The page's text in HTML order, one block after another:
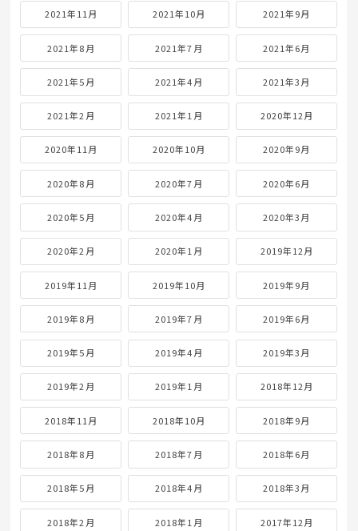
2021年11月 2021年10月 2021年9月
2021年8月 2021年7月 2021年6月
2021年5月 2021年4月 2021年3月
2021年2月 2021年1月 2020年12月
2020年11月 2020年10月 2020年9月
2020年8月 2020年7月 2020年6月
2020年5月 2020年4月 2020年3月
2020年2月 2020年1月 2019年12月
2019年11月 2019年10月 2019年9月
2019年8月 2019年7月 2019年6月
2019年5月 2019年4月 2019年3月
2019年2月 2019年1月 2018年12月
2018年11月 2018年10月 2018年9月
2018年8月 2018年7月 2018年6月
2018年5月 2018年4月 2018年3月
2018年2月 2018年1月 2017年12月